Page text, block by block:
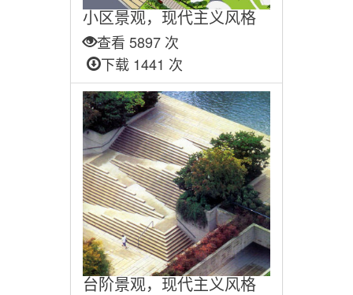
小区景观，现代主义风格
查看 5897 次
下载 1441 次
台阶景观，现代主义风格